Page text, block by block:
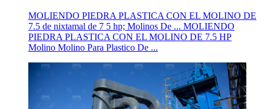
MOLIENDO PIEDRA PLASTICA CON EL MOLINO DE
7.5 de nixtamal de 7 5 hp; Molinos De ... MOLIENDO
PIEDRA PLASTICA CON EL MOLINO DE 7.5 HP
Molino Molino Para Plastico De ...